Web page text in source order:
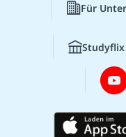
Für
Studyflix